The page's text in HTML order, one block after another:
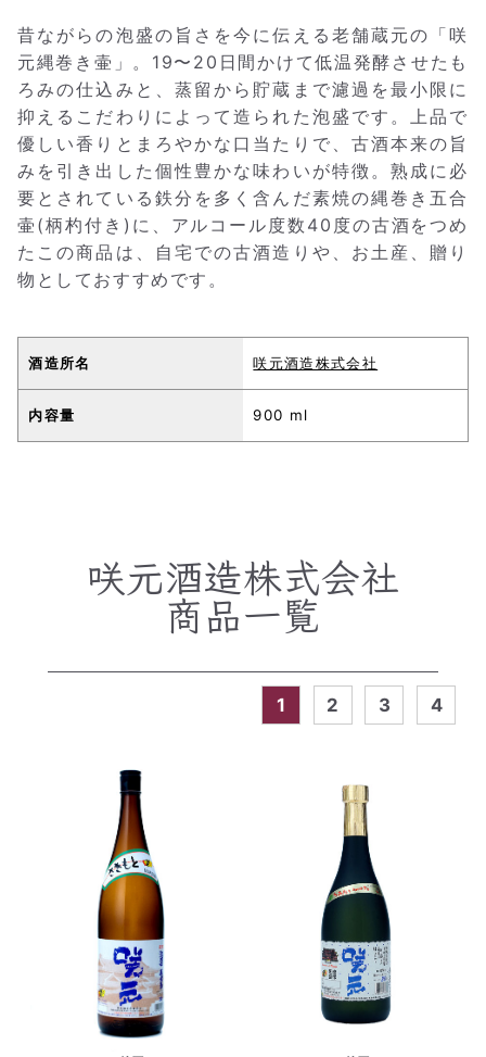
昔ながらの泡盛の旨さを今に伝える老舗蔵元の「咲
元縄巻き壷」。19〜20日間かけて低温発酵させたも
ろみの仕込みと、蒸留から貯蔵まで濾過を最小限に
抑えるこだわりによって造られた泡盛です。上品で
優しい香りとまろやかな口当たりで、古酒本来の旨
みを引き出した個性豊かな味わいが特徴。熟成に必
要とされている鉄分を多く含んだ素焼の縄巻き五合
壷(柄杓付き)に、アルコール度数40度の古酒をつめ
たこの商品は、自宅での古酒造りや、お土産、贈り
物としておすすめです。
酒造所名 咲元酒造株式会社
内容量 900 ml
咲元酒造株式会社
商品一覧
1 2 3 4